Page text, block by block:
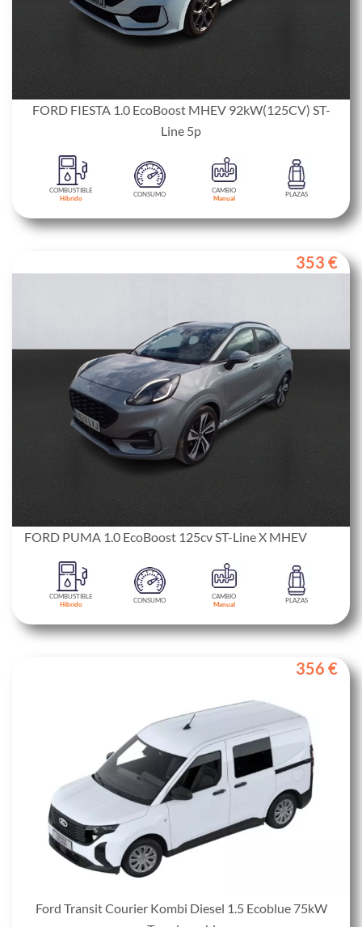
FORD FIESTA 1.0 EcoBoost MHEV 92kW(125CV) ST-
Line 5p
COMBUSTIBLE
Híbrido
CONSUMO
CAMBIO
Manual
PLAZAS
353 €
FORD PUMA 1.0 EcoBoost 125cv ST-Line X MHEV
COMBUSTIBLE
Híbrido
CONSUMO
CAMBIO
Manual
PLAZAS
356 €
Ford Transit Courier Kombi Diesel 1.5 Ecoblue 75kW